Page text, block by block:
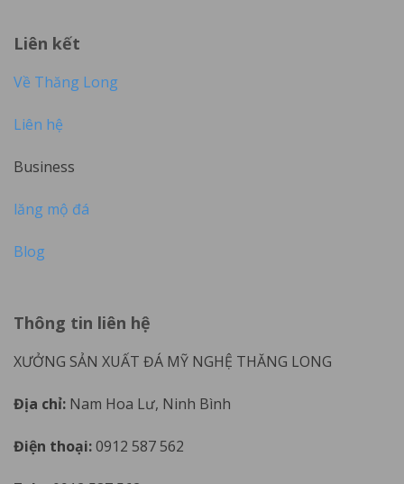
Liên kết
Về Thăng Long
Liên hệ
Business
lăng mộ đá
Blog
Thông tin liên hệ
XƯỞNG SẢN XUẤT ĐÁ MỸ NGHỆ THĂNG LONG
Địa chỉ: Nam Hoa Lư, Ninh Bình
Điện thoại:0912 587 562